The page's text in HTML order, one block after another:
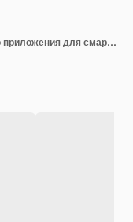
Ассортимент с макетом платежного приложения для смартфона